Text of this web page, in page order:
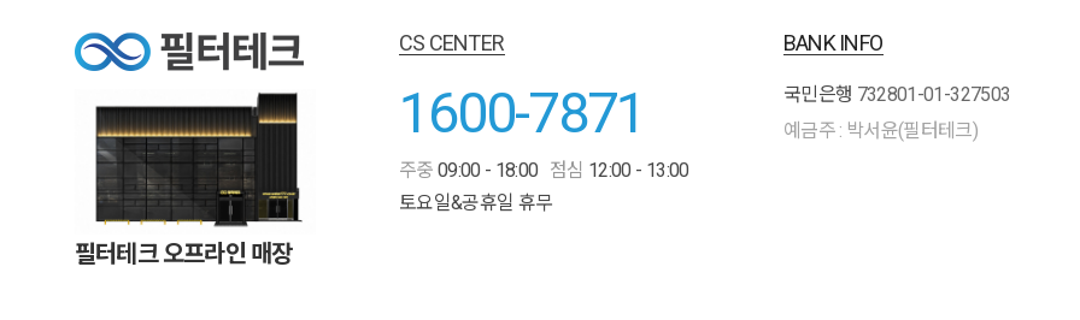
필터테크 오프라인 매장
CS CENTER
1600-7871
주중 09:00 - 18:00 점심 12:00 - 13:00
토요일&공휴일 휴무
BANK INFO
국민은행 732801-01-327503
예금주 : 박서윤(필터테크)